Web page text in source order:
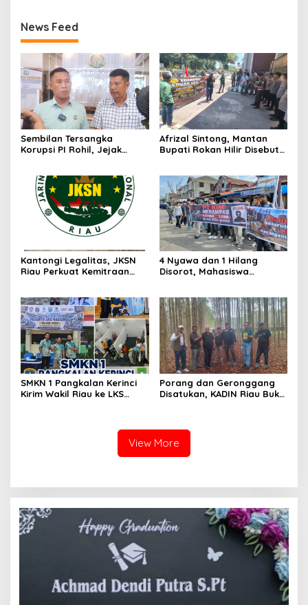
News Feed
Sembilan Tersangka
Korupsi PI Rohil, Jejak
Afrizal Sintong, Mantan
Bupati Rokan Hilir Disebut
Desak Usut Dividen Rp331,7
Miliar
Kantongi Legalitas, JKSN
Riau Perkuat Kemitraan
4 Nyawa dan 1 Hilang
Disorot, Mahasiswa
SMKN 1 Pangkalan Kerinci
Kirim Wakil Riau ke LKS
Porang dan Geronggang
Disatukan, KADIN Riau Buka
View More